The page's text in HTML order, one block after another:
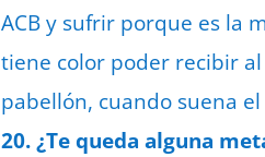
ACB y sufrir porque es la
tiene color poder recibir
pabellón, cuando suena
20. ¿Te queda alguna